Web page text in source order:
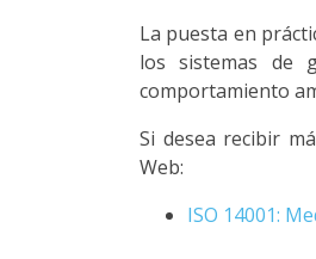
La puesta en
los sistemas de
comportamiento
Si desea recibir
Web:
ISO 14001: